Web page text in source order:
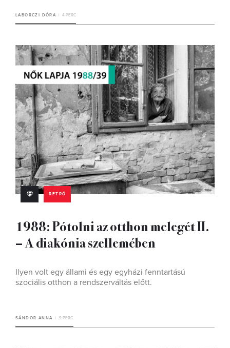
LABORCZI DÓRA 4 PERC
RETRÓ
1988: Pótolni az otthon melegét II.
– A diakónia szellemében
Ilyen volt egy állami és egy egyházi fenntartású
szociális otthon a rendszerváltás előtt.
SÁNDOR ANNA 9 PERC